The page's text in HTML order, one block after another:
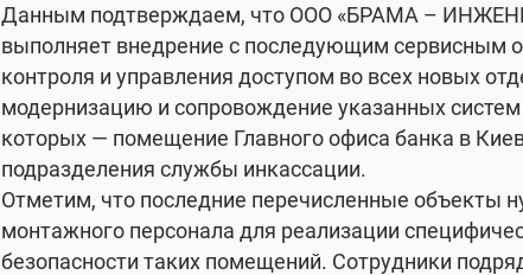
р
о
м
:
a
d
m
i
n
е
н
о
:
Т
р
а
в
Данным подтверждаем, что ООО «БРАМА –
выполняет внедрение с последующим сервисным
контроля и управления доступом во всех новых
модернизацию и сопровождение указанных
которых — помещение Главного офиса банка в
подразделения службы инкассации.
Отметим, что последние перечисленные объекты
монтажного персонала для реализации
безопасности таких помещений. Сотрудники